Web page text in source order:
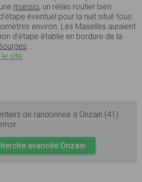
mansio, un relais routier bien
éventuel pour la nuit situé tous
environ. Les Maselles auraient
d'étape établie en bordure de la
...
le site
de randonnée à Onzain (41)
avancée Onzain